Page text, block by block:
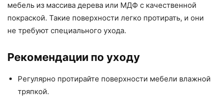
мебель из массива дерева или МДФ с качественной
покраской. Такие поверхности легко протирать, и они
не требуют специального ухода.
Рекомендации по уходу
Регулярно протирайте поверхности мебели влажной
тряпкой.